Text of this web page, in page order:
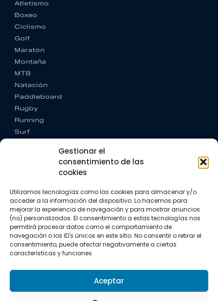
Gestionar el
consentimiento de las
cookies
Utilizamos tecnologías como las cookies para almacenar y/o
acceder a la información del dispositivo. Lo hacemos para
mejorar la experiencia de navegación y para mostrar anuncios
(no) personalizados. El consentimiento a estas tecnologías nos
permitirá procesar datos como el comportamiento de
navegación o los ID's únicos en este sitio. No consentir o retirar el
consentimiento, puede afectar negativamente a ciertas
características y funciones.
Aceptar
Atletismo
Boxeo
Ciclismo
Golf
Maratón
Montaña
MTB
Natación
Paddleboard
Rugby
Running
Surf
CONTACTO
+34 662 342 177
info@vkssport.com
SÍGUENOS
Política de privacidad
Política de cookies